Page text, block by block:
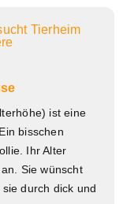
ist eine
bisschen
Ihr Alter
Sie wünscht
durch dick und